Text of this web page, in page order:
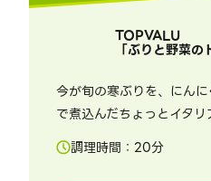
TOPVALU
「ぶりと野菜の
今が旬の寒ぶりを、にん
で煮込んだちょっとイタリ
調理時間： 20分